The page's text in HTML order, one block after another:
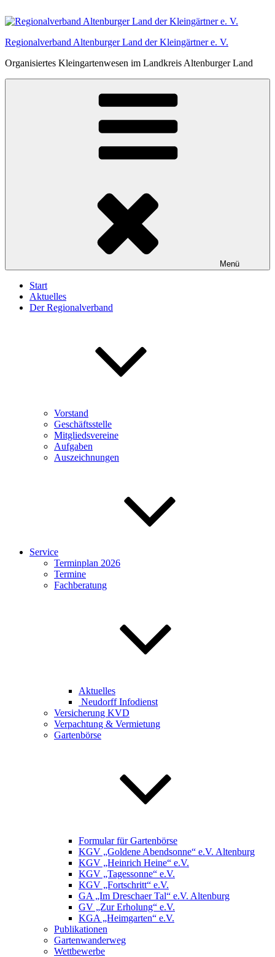
Inhalt
Regionalverband Altenburger Land der Kleingärtner e. V.
Organisiertes Kleingartenwesen im Landkreis Altenburger Land
Menü
Start
Aktuelles
Der Regionalverband
Vorstand
Geschäftsstelle
Mitgliedsvereine
Aufgaben
Auszeichnungen
Service
Terminplan 2026
Termine
Fachberatung
Aktuelles
Neudorff Infodienst
Versicherung KVD
Verpachtung & Vermietung
Gartenbörse
Formular für Gartenbörse
KGV „Goldene Abendsonne“ e.V. Altenburg
KGV „Heinrich Heine“ e.V.
KGV „Tagessonne“ e.V.
KGV „Fortschritt“ e.V.
GA „Im Dreschaer Tal“ e.V. Altenburg
GV „Zur Erholung“ e.V.
KGA „Heimgarten“ e.V.
Publikationen
Gartenwanderweg
Wettbewerbe